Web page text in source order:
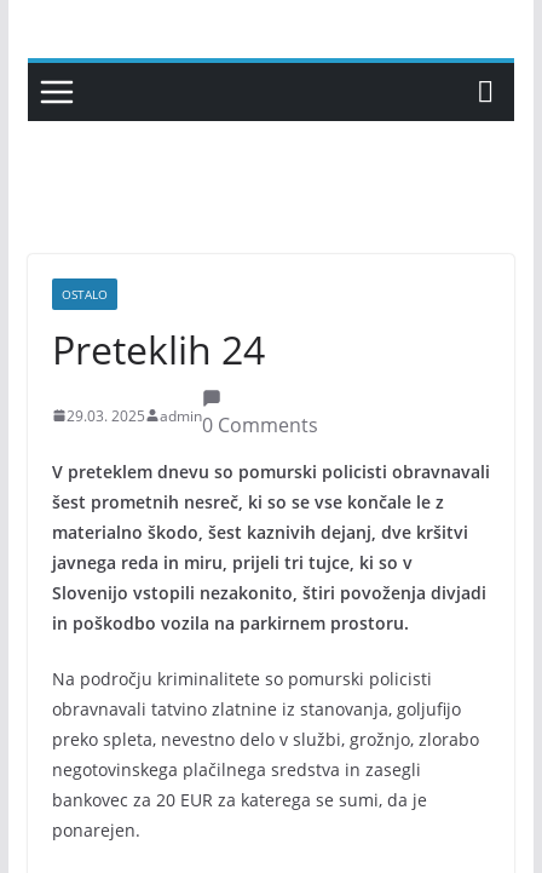
content
OSTALO
Preteklih 24
29.03. 2025 admin0 Comments
V preteklem dnevu so pomurski policisti obravnavali
šest prometnih nesreč, ki so se vse končale le z
materialno škodo, šest kaznivih dejanj, dve kršitvi
javnega reda in miru, prijeli tri tujce, ki so v
Slovenijo vstopili nezakonito, štiri povoženja divjadi
in poškodbo vozila na parkirnem prostoru.
Na področju kriminalitete so pomurski policisti
obravnavali tatvino zlatnine iz stanovanja, goljufijo
preko spleta, nevestno delo v službi, grožnjo, zlorabo
negotovinskega plačilnega sredstva in zasegli
bankovec za 20 EUR za katerega se sumi, da je
ponarejen.